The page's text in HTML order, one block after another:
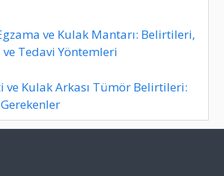
ve Kulak Mantarı: Belirtileri,
Tedavi Yöntemleri
ve Kulak Arkası Tümör Belirtileri: